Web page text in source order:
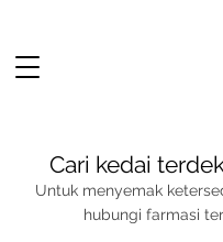
Cari kedai
Untuk menyemak
hubungi farmasi